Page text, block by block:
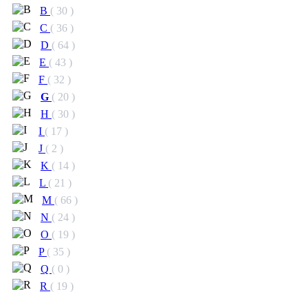
B ( 30 )
C ( 36 )
D ( 64 )
E ( 43 )
F ( 32 )
G ( 20 )
H ( 30 )
I ( 17 )
J ( 2 )
K ( 14 )
L ( 21 )
M ( 66 )
N ( 24 )
O ( 19 )
P ( 35 )
Q ( 0 )
R ( 19 )